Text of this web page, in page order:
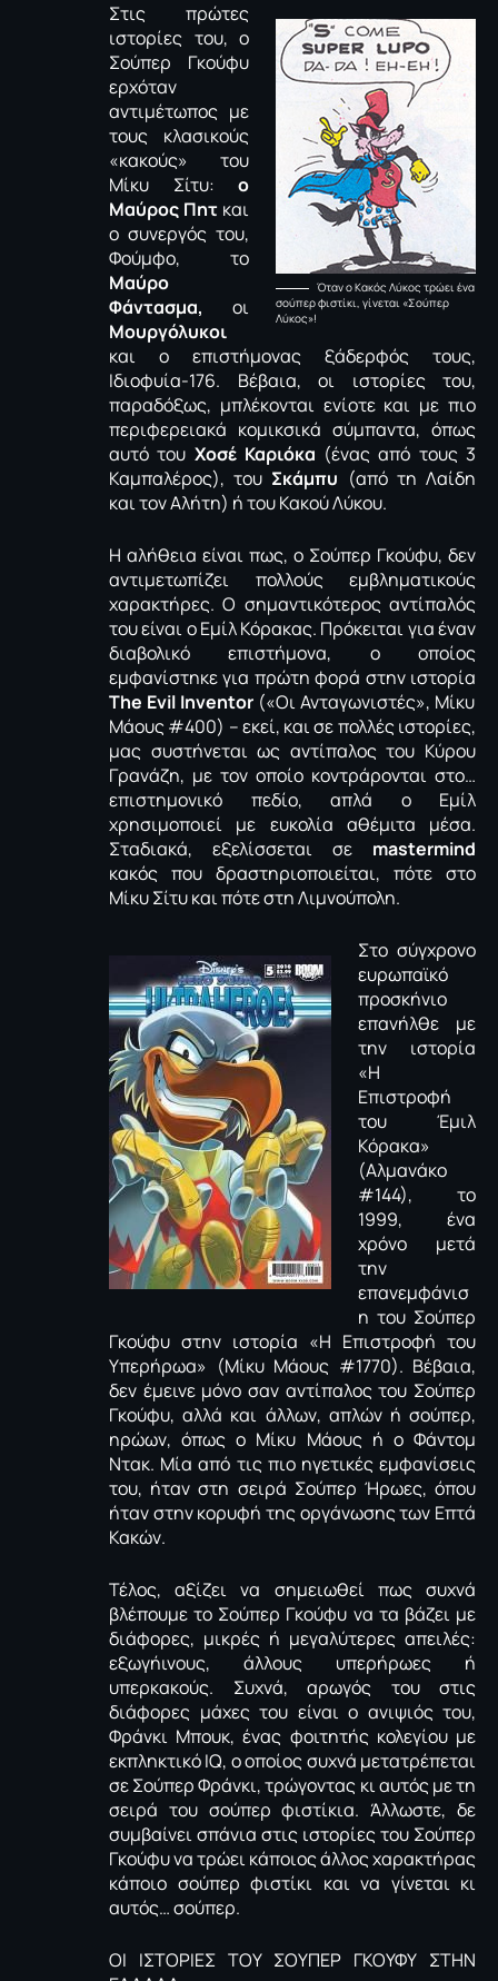
Όταν ο Κακός Λύκος τρώει ένα
σούπερ φιστίκι, γίνεται «Σούπερ
Λύκος»!
Στις πρώτες
ιστορίες του, ο
Σούπερ Γκούφυ
ερχόταν
αντιμέτωπος με
τους κλασικούς
«κακούς» του
Μίκυ Σίτυ: ο
Μαύρος Πητ και
ο συνεργός του,
Φούμφο, το
Μαύρο
Φάντασμα, οι
Μουργόλυκοι
και ο επιστήμονας ξάδερφός τους,
Ιδιοφυία-176. Βέβαια, οι ιστορίες του,
παραδόξως, μπλέκονται ενίοτε και με πιο
περιφερειακά κομικσικά σύμπαντα, όπως
αυτό του Χοσέ Καριόκα (ένας από τους 3
Καμπαλέρος), του Σκάμπυ (από τη Λαίδη
και τον Αλήτη) ή του Κακού Λύκου.
Η αλήθεια είναι πως, ο Σούπερ Γκούφυ, δεν
αντιμετωπίζει πολλούς εμβληματικούς
χαρακτήρες. Ο σημαντικότερος αντίπαλός
του είναι ο Εμίλ Κόρακας. Πρόκειται για έναν
διαβολικό επιστήμονα, ο οποίος
εμφανίστηκε για πρώτη φορά στην ιστορία
The Evil Inventor («Οι Ανταγωνιστές», Μίκυ
Μάους #400) – εκεί, και σε πολλές ιστορίες,
μας συστήνεται ως αντίπαλος του Κύρου
Γρανάζη, με τον οποίο κοντράρονται στο…
επιστημονικό πεδίο, απλά ο Εμίλ
χρησιμοποιεί με ευκολία αθέμιτα μέσα.
Σταδιακά, εξελίσσεται σε mastermind
κακός που δραστηριοποιείται, πότε στο
Μίκυ Σίτυ και πότε στη Λιμνούπολη.
Στο σύγχρονο
ευρωπαϊκό
προσκήνιο
επανήλθε με
την ιστορία
«Η
Επιστροφή
του Έμιλ
Κόρακα»
(Αλμανάκο
#144), το
1999, ένα
χρόνο μετά
την
επανεμφάνισ
η του Σούπερ
Γκούφυ στην ιστορία «Η Επιστροφή του
Υπερήρωα» (Μίκυ Μάους #1770). Βέβαια,
δεν έμεινε μόνο σαν αντίπαλος του Σούπερ
Γκούφυ, αλλά και άλλων, απλών ή σούπερ,
ηρώων, όπως ο Μίκυ Μάους ή ο Φάντομ
Ντακ. Μία από τις πιο ηγετικές εμφανίσεις
του, ήταν στη σειρά Σούπερ Ήρωες, όπου
ήταν στην κορυφή της οργάνωσης των Επτά
Κακών.
Τέλος, αξίζει να σημειωθεί πως συχνά
βλέπουμε το Σούπερ Γκούφυ να τα βάζει με
διάφορες, μικρές ή μεγαλύτερες απειλές:
εξωγήινους, άλλους υπερήρωες ή
υπερκακούς. Συχνά, αρωγός του στις
διάφορες μάχες του είναι ο ανιψιός του,
Φράνκι Μπουκ, ένας φοιτητής κολεγίου με
εκπληκτικό IQ, ο οποίος συχνά μετατρέπεται
σε Σούπερ Φράνκι, τρώγοντας κι αυτός με τη
σειρά του σούπερ φιστίκια. Άλλωστε, δε
συμβαίνει σπάνια στις ιστορίες του Σούπερ
Γκούφυ να τρώει κάποιος άλλος χαρακτήρας
κάποιο σούπερ φιστίκι και να γίνεται κι
αυτός… σούπερ.
ΟΙ ΙΣΤΟΡΙΕΣ ΤΟΥ ΣΟΥΠΕΡ ΓΚΟΥΦΥ ΣΤΗΝ